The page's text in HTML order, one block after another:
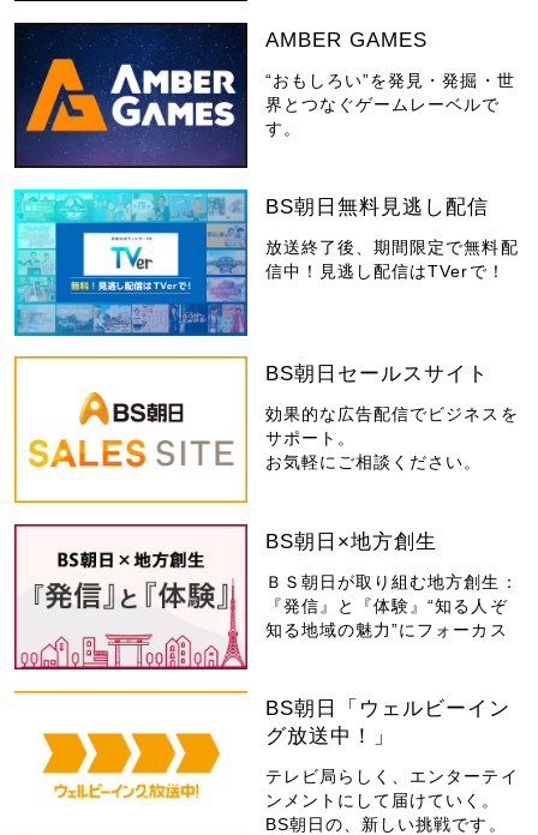
AMBER GAMES
“おもしろい”を発見・発掘・世
界とつなぐゲームレーベルで
す。
BS朝日無料見逃し配信
放送終了後、期間限定で無料配
信中！見逃し配信はTVerで！
BS朝日セールスサイト
効果的な広告配信でビジネスを
サポート。
お気軽にご相談ください。
BS朝日×地方創生
ＢＳ朝日が取り組む地方創生：
『発信』と『体験』“知る人ぞ
知る地域の魅力”にフォーカス
BS朝日「ウェルビーイン
グ放送中！」
テレビ局らしく、エンターテイ
ンメントにして届けていく。
BS朝日の、新しい挑戦です。